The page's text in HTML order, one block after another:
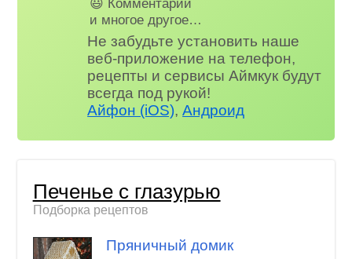
и многое другое…
Не забудьте установить наше
веб-приложение на телефон,
рецепты и сервисы Аймкук будут
всегда под рукой!
Айфон (iOS),Андроид
Печенье с глазурью
Подборка рецептов
Пряничный домик